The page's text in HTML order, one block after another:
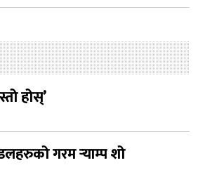
होस्’
गरम र्‍याम्प शो